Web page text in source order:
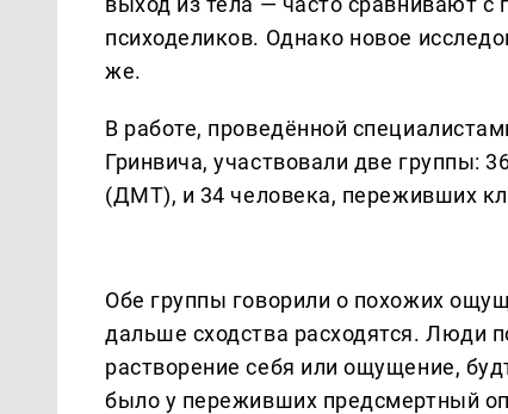
психоделиков. Однако новое
же.
В работе, проведённой
Гринвича, участвовали две группы:
(ДМТ), и 34 человека, переживших
Обе группы говорили о похожих
дальше сходства расходятся. Люди
растворение себя или ощущение,
было у переживших предсмертный